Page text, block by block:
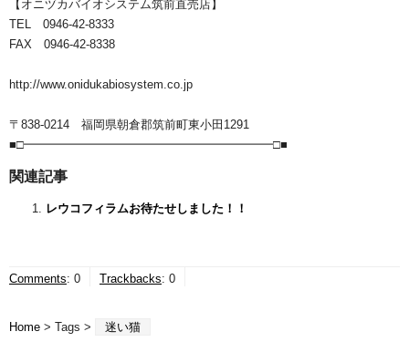
【オニヅカバイオシステム筑前直売店】
TEL 0946-42-8333
FAX 0946-42-8338
http://www.onidukabiosystem.co.jp
〒838-0214 福岡県朝倉郡筑前町東小田1291
■□━━━━━━━━━━━━━━━━━━━━━□■
関連記事
レウコフィラムお待たせしました！！
Comments: 0 Trackbacks: 0
Home > Tags > 迷い猫